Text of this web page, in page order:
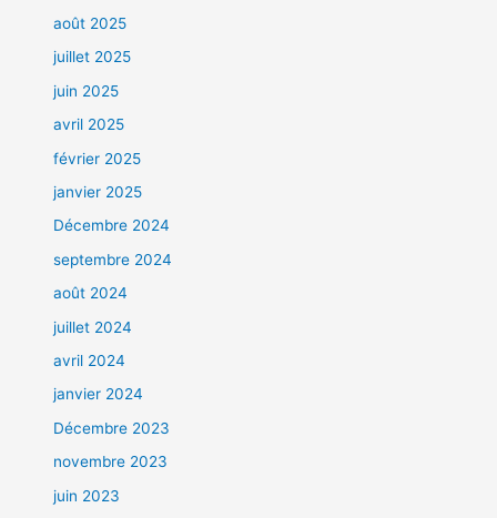
août 2025
juillet 2025
juin 2025
avril 2025
février 2025
janvier 2025
Décembre 2024
septembre 2024
août 2024
juillet 2024
avril 2024
janvier 2024
Décembre 2023
novembre 2023
juin 2023